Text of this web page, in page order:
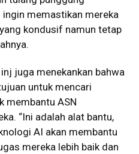
ingin memastikan mereka
kondusif namun tetap
juga menekankan bahwa
untuk mencari
membantu ASN
“Ini adalah alat bantu,
AI akan membantu
mereka lebih baik dan